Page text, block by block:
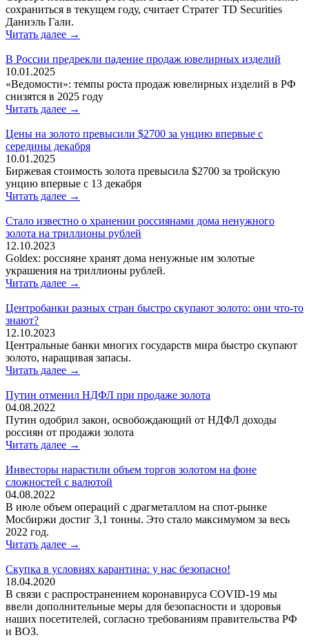
сохраниться в текущем году, считает Стратег TD Securities
Даниэль Гали.
Читать далее →
В России предрекли падение продаж ювелирных изделий
10.01.2025
«Ведомости»: темпы роста продаж ювелирных изделий в РФ
снизятся в 2025 году
Читать далее →
Цены на золото превысили $2700 за унцию впервые с
середины декабря
10.01.2025
Биржевая стоимость золота превысила $2700 за тройскую
унцию впервые с 13 декабря
Читать далее →
Стало известно о хранении россиянами дома ненужного
золота на триллионы рублей
12.10.2023
Goldex: россияне хранят дома ненужные им золотые
украшения на триллионы рублей.
Читать далее →
Центробанки разных стран быстро скупают золото: они что-то
знают?
12.10.2023
Центральные банки многих государств мира быстро скупают
золото, наращивая запасы.
Читать далее →
Путин отменил НДФЛ при продаже золота
04.08.2022
Путин одобрил закон, освобождающий от НДФЛ доходы
россиян от продажи золота
Читать далее →
Инвесторы нарастили объем торгов золотом на фоне
сложностей с валютой
04.08.2022
В июле объем операций с драгметаллом на спот-рынке
Мосбиржи достиг 3,1 тонны. Это стало максимумом за весь
2022 год.
Читать далее →
Скупка в условиях карантина: у нас безопасно!
18.04.2020
В связи с распространением коронавируса COVID-19 мы
ввели дополнительные меры для безопасности и здоровья
наших посетителей, согласно требованиям правительства РФ
и ВОЗ.